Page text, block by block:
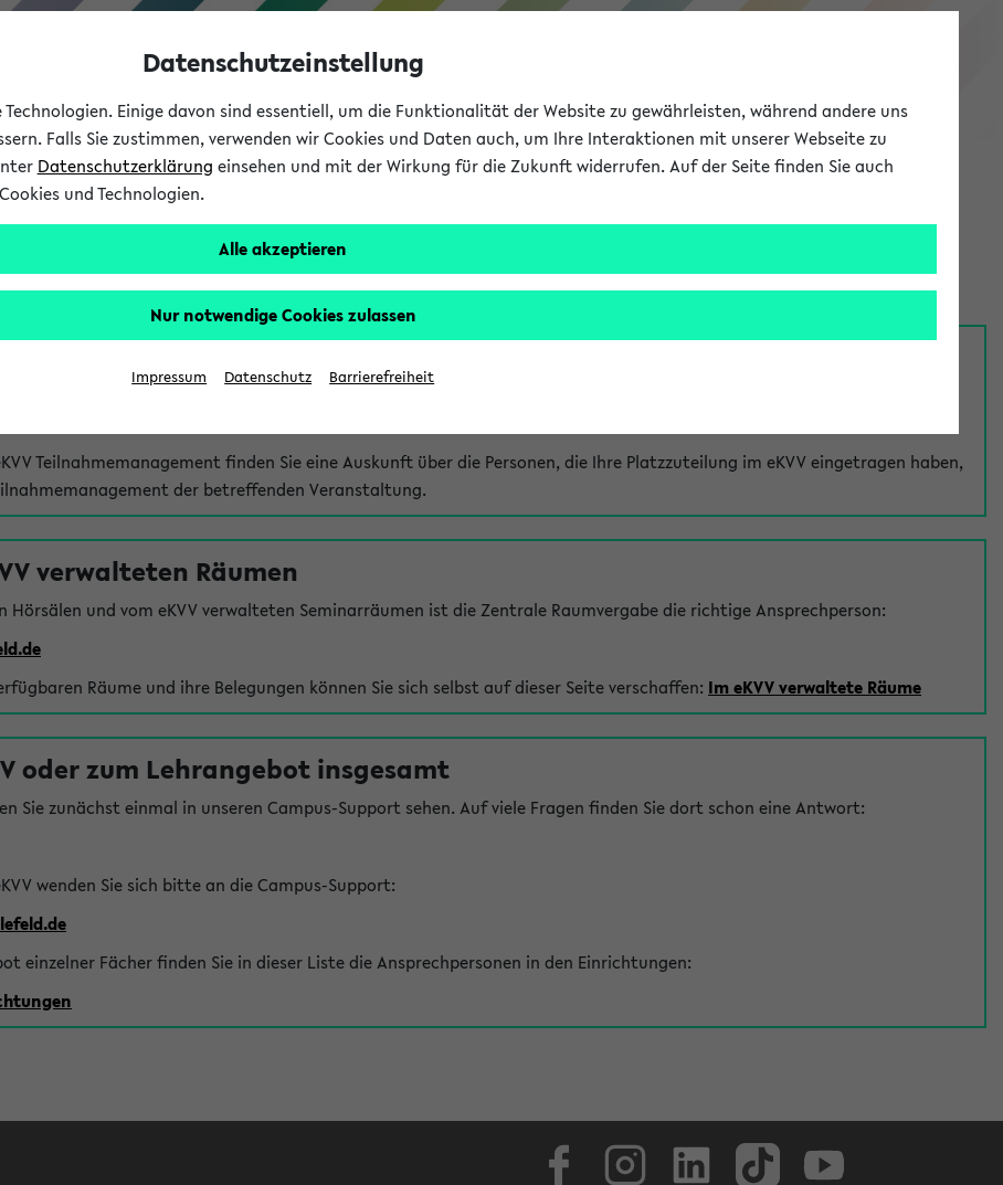
eKVV
Studium
Teilnahmemanagement finden Sie eine Auskunft über die Personen, die Ihre Platzzuteilung im eKVV eingetragen haben,
der betreffenden Veranstaltung.
verwalteten Räumen
Hörsälen und vom eKVV verwalteten Seminarräumen ist die Zentrale Raumvergabe die richtige Ansprechperson:
Räume und ihre Belegungen können Sie sich selbst auf dieser Seite verschaffen: Im eKVV verwaltete Räume
oder zum Lehrangebot insgesamt
Sie zunächst einmal in unseren Campus-Support sehen. Auf viele Fragen finden Sie dort schon eine Antwort:
wenden Sie sich bitte an die Campus-Support:
einzelner Fächer finden Sie in dieser Liste die Ansprechpersonen in den Einrichtungen:
Datenschutzeinstellung
Einige davon sind essentiell, um die Funktionalität der Website zu gewährleisten, während andere uns
Falls Sie zustimmen, verwenden wir Cookies und Daten auch, um Ihre Interaktionen mit unserer Webseite zu
Datenschutzerklärung einsehen und mit der Wirkung für die Zukunft widerrufen. Auf der Seite finden Sie auch
und Technologien.
Alle akzeptieren
Nur notwendige Cookies zulassen
Impressum Datenschutz Barrierefreiheit